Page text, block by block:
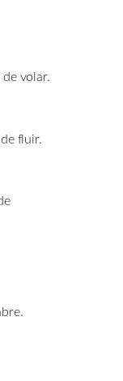
volar.
fluir.